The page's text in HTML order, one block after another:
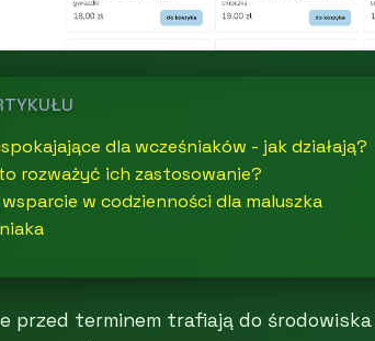
dla wcześniaków - jak działają?
rozważyć ich zastosowanie?
w codzienności dla maluszka
przed terminem trafiają do